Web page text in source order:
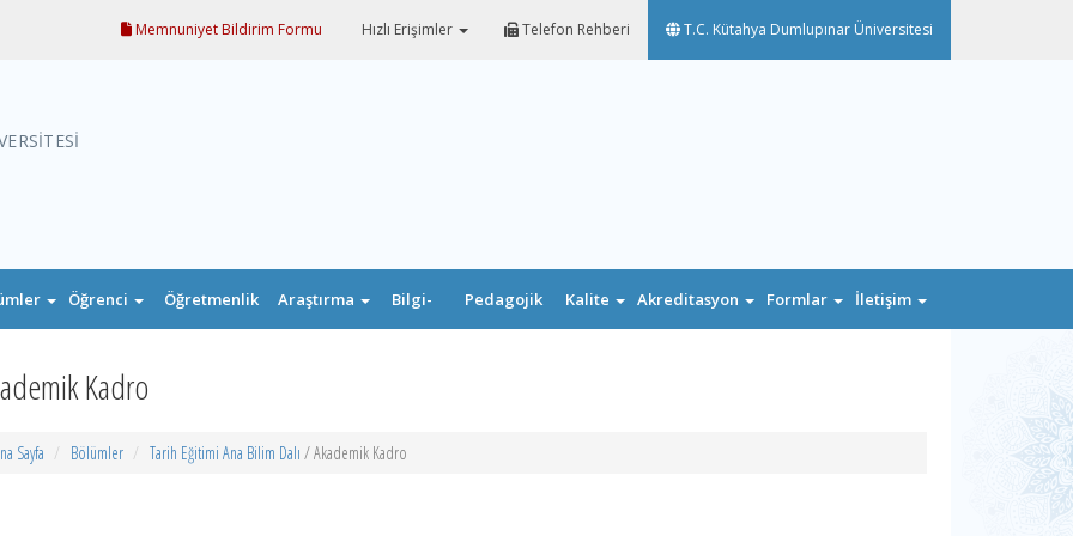
Memnuniyet Bildirim Formu Hızlı Erişimler Telefon Rehberi T.C. Kütahya Dumlupınar Üniversitesi
Öğrenci Öğretmenlik Araştırma Bilgi- Pedagojik Kalite Akreditasyon Formlar İletişim
Kadro
Sayfa Bölümler Tarih Eğitimi Ana Bilim Dalı / Akademik Kadro